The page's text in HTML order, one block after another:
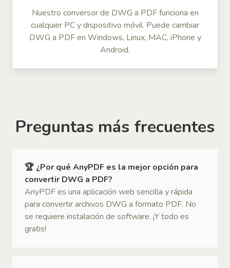
Nuestro conversor de DWG a PDF funciona en
cualquier PC y dispositivo móvil. Puede cambiar
DWG a PDF en Windows, Linux, MAC, iPhone y
Android.
Preguntas más frecuentes
🏆 ¿Por qué AnyPDF es la mejor opción para
convertir DWG a PDF?
AnyPDF es una aplicación web sencilla y rápida
para convertir archivos DWG a formato PDF. No
se requiere instalación de software. ¡Y todo es
gratis!